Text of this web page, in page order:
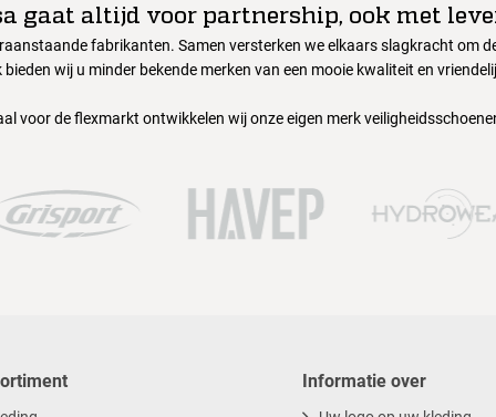
gaat altijd voor partnership, ook met
fabrikanten. Samen versterken we elkaars slagkracht om
bieden wij u minder bekende merken van een mooie kwaliteit en
voor de flexmarkt ontwikkelen wij onze eigen merk
Informatie over